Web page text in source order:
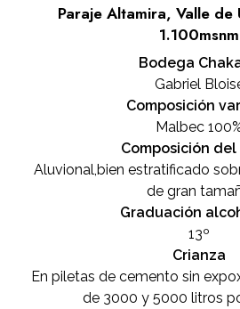
Paraje Altamira, Valle de
1.100msnm
Bodega
Gabriel
Composición
Malbec
Composición del
Aluvional,bien estratificado
de gran
Graduación
13º
Crianza
En piletas de cemento sin
de 3000 y 5000 litros